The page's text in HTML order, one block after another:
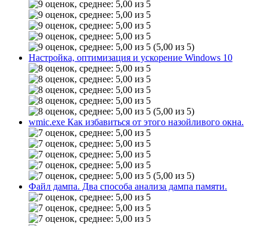
(5,00 из 5)
Настройка, оптимизация и ускорение Windows 10
(5,00 из 5)
wmic.exe Как избавиться от этого назойливого окна.
(5,00 из 5)
Файл дампа. Два способа анализа дампа памяти.